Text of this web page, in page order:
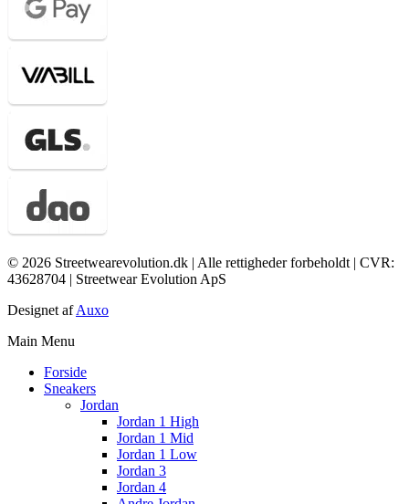
© 2026 Streetwearevolution.dk | Alle rettigheder forbeholdt | CVR:
43628704 | Streetwear Evolution ApS
Designet afAuxo
Main Menu
Forside
Sneakers
Jordan
Jordan 1 High
Jordan 1 Mid
Jordan 1 Low
Jordan 3
Jordan 4